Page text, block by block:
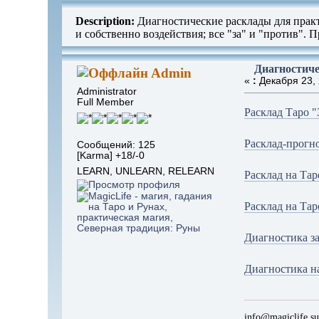
Description: Диагностические расклады для
и собственно воздействия; все "за" и "против".
Admin
Administrator
Full Member
Сообщений: 125
[Karma] +18/-0
LEARN, UNLEARN, RELEARN
« : Декабря 23,
Расклад Таро
Расклад-
Расклад на
Расклад на
Диагностика
Диагностика